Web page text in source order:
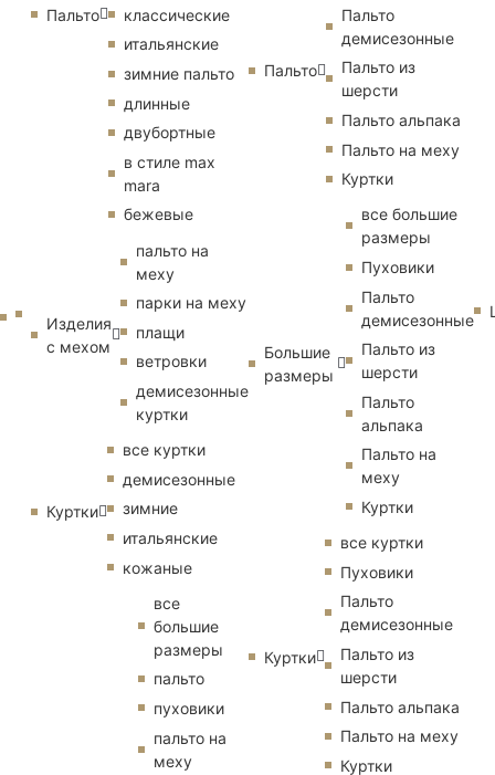
Пальто
классические
итальянские
зимние пальто
длинные
двубортные
в стиле max
mara
бежевые
Изделия
с мехом
пальто на
меху
парки на меху
плащи
ветровки
демисезонные
куртки
Куртки
все куртки
демисезонные
зимние
итальянские
кожаные
все
большие
размеры
пальто
пуховики
пальто на
меху
Пальто
Пальто
демисезонные
Пальто из
шерсти
Пальто альпака
Пальто на меху
Куртки
Большие
размеры
все большие
размеры
Пуховики
Пальто
демисезонные
Пальто из
шерсти
Пальто
альпака
Пальто на
меху
Куртки
Куртки
все куртки
Пуховики
Пальто
демисезонные
Пальто из
шерсти
Пальто альпака
Пальто на меху
Куртки